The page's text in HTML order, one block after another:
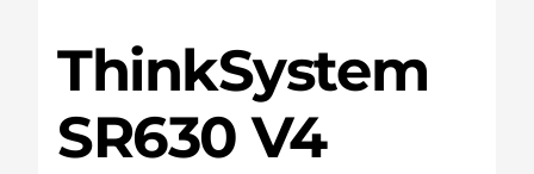
ThinkSystem
SR630 V4